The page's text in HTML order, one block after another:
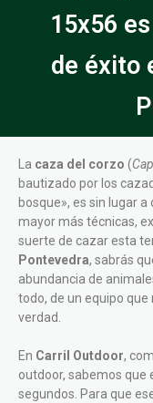
15x56
de éxito
La caza del corzo (
bautizado por los
bosque», es sin lugar
mayor más técnicas,
suerte de cazar esta
Pontevedra, sabrás
abundancia de
todo, de un equipo
verdad.
En Carril Outdoor,
outdoor, sabemos que
segundos. Para que